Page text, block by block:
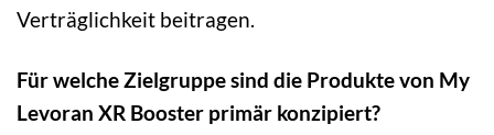
Verträglichkeit beitragen.
Für welche Zielgruppe sind die Produkte von My
Levoran XR Booster primär konzipiert?